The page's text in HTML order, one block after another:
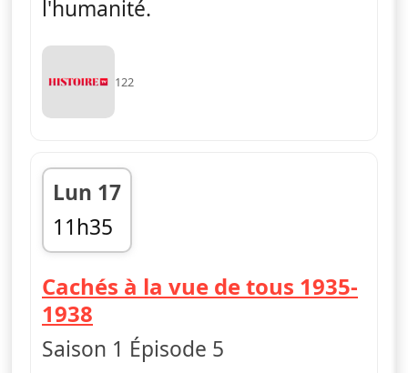
l'humanité.
122
Lun 17
11h35
fin 12h30
Cachés à la vue de tous 1935-
1938
Saison 1 Épisode 5